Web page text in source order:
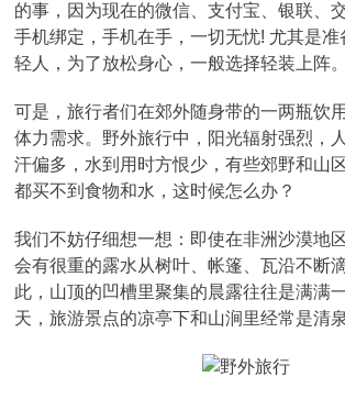
的事，因为现在的微信、支付宝、银联、
手机绑定，手机在手，一切无忧! 尤其是
轻人，为了放松身心，一般选择轻装上阵。
可是，旅行者们在郊外随身带的一两瓶饮
体力需求。野外旅行中，阳光辐射强烈，
汗偏多，水到用时方恨少，有些郊野和山
都买不到食物和水，这时候怎么办？
我们不妨仔细想一想：即使在非洲沙漠地
会有很重的露水从树叶、帐篷、瓦沿不断
此，山顶的凹槽里聚集的晨露往往是满满
天，旅游景点的凉亭下和山涧里经常是清泉